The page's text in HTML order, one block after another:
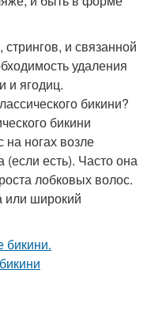
и связанной
удаления
и ягодиц.
бикини?
бикини
на ногах возле
есть). Часто она
лобковых волос.
или широкий